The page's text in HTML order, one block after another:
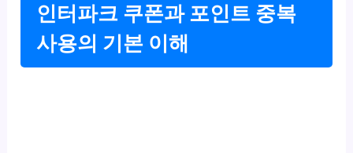
인터파크 쿠폰과 포인트 중복
사용의 기본 이해